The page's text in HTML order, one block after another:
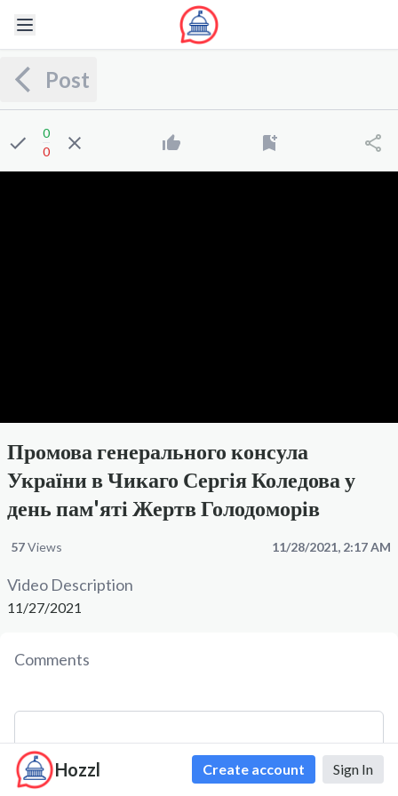
Hozzl Create account Sign In
Post
0
0
Промова генерального консула
України в Чикаго Сергія Коледова у
день пам'яті Жертв Голодоморів
Views
57 11/28/2021, 2:17 AM
Video Description
11/27/2021
Comments